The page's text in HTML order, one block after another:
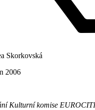
Skorkovská
2006
Kulturní komise